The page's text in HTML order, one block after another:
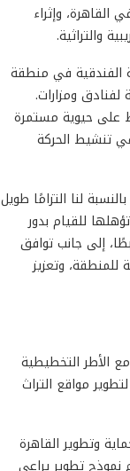
القاهرة، وإثراء
والتراثية.
بما يعزز الطاقة الفندقية في منطقة
ومزارات.
على حيوية مستمرة
تنشيط الحركة
لنا التزامًا طويل
للقيام بدور
إلى جانب توافق
وتعزيز
الأطر التخطيطية
مواقع التراث
وتطوير القاهرة
نموذج تطوير يراعي